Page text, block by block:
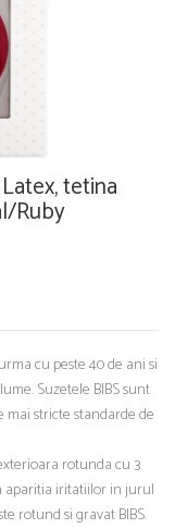
tetina
Ruby
cu peste 40 de ani si
Suzetele BIBS sunt
stricte standarde de
rotunda cu 3
aparitia iritatiilor in jurul
rotund si gravat BIBS.